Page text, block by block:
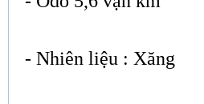
- Nhiên liệu : Xăng